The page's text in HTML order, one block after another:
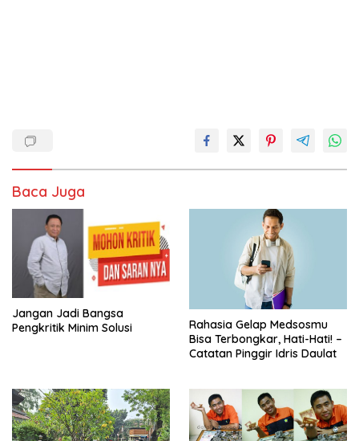
Baca Juga
Jangan Jadi Bangsa
Pengkritik Minim Solusi
Rahasia Gelap Medsosmu
Bisa Terbongkar, Hati-Hati! –
Catatan Pinggir Idris Daulat